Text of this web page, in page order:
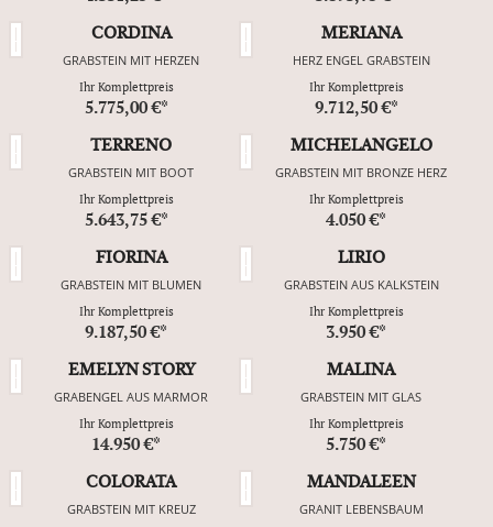
CORDINA
GRABSTEIN MIT HERZEN
Ihr Komplettpreis
5.775,00 €*
MERIANA
HERZ ENGEL GRABSTEIN
Ihr Komplettpreis
9.712,50 €*
TERRENO
GRABSTEIN MIT BOOT
Ihr Komplettpreis
5.643,75 €*
MICHELANGELO
GRABSTEIN MIT BRONZE HERZ
Ihr Komplettpreis
4.050 €*
FIORINA
GRABSTEIN MIT BLUMEN
Ihr Komplettpreis
9.187,50 €*
LIRIO
GRABSTEIN AUS KALKSTEIN
Ihr Komplettpreis
3.950 €*
EMELYN STORY
GRABENGEL AUS MARMOR
Ihr Komplettpreis
14.950 €*
MALINA
GRABSTEIN MIT GLAS
Ihr Komplettpreis
5.750 €*
COLORATA
GRABSTEIN MIT KREUZ
MANDALEEN
GRANIT LEBENSBAUM